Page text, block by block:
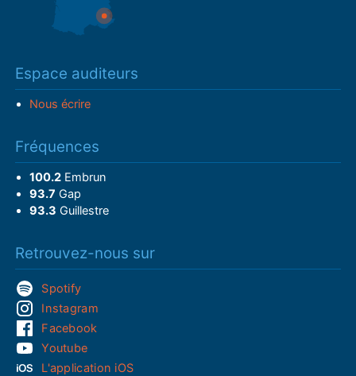
Espace auditeurs
Nous écrire
Fréquences
100.2Embrun
93.7 Gap
93.3 Guillestre
Retrouvez-nous sur
Spotify
Instagram
Facebook
Youtube
L'application iOS